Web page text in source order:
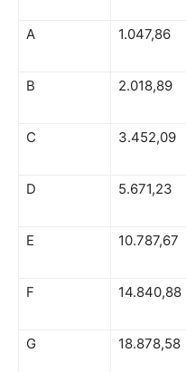
A 1.047,86
B 2.018,89
C 3.452,09
D 5.671,23
E 10.787,67
F 14.840,88
G 18.878,58